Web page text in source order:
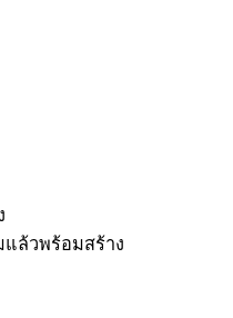
แล้วพร้อมสร้าง